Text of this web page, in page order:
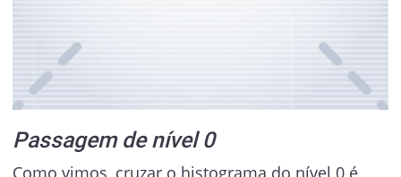
Passagem de nível 0
Como vimos, cruzar o histograma do nível 0 é